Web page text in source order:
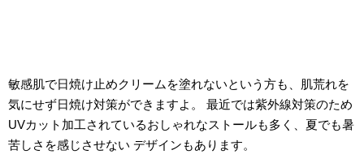
敏感肌で日焼け止めクリームを塗れないという方も、肌荒れを
気にせず日焼け対策ができますよ。 最近では紫外線対策のため
UVカット加工されているおしゃれなストールも多く、夏でも暑
苦しさを感じさせない デザインもあります。